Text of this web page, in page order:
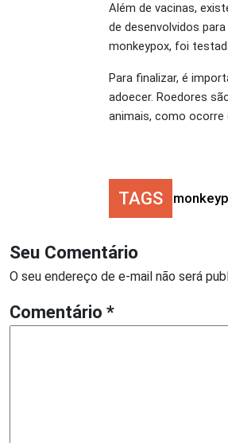
Além de vacinas,
de desenvolvidos
monkeypox, foi
Para finalizar, é
adoecer. Roedores
animais, como
TAGS
Seu Comentário
O seu endereço de e-mail não será
Comentário *